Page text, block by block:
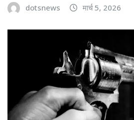
dotsnews मार्च 5, 2026